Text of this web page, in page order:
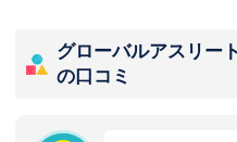
グローバルアスリー
の口コミ